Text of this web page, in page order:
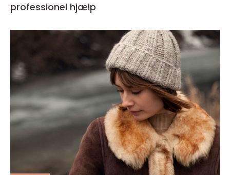
professionel hjælp